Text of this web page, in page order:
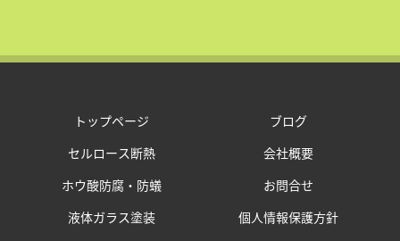
トップページ
セルロース断熱
ホウ酸防腐・防蟻
液体ガラス塗装
ブログ
会社概要
お問合せ
個人情報保護方針